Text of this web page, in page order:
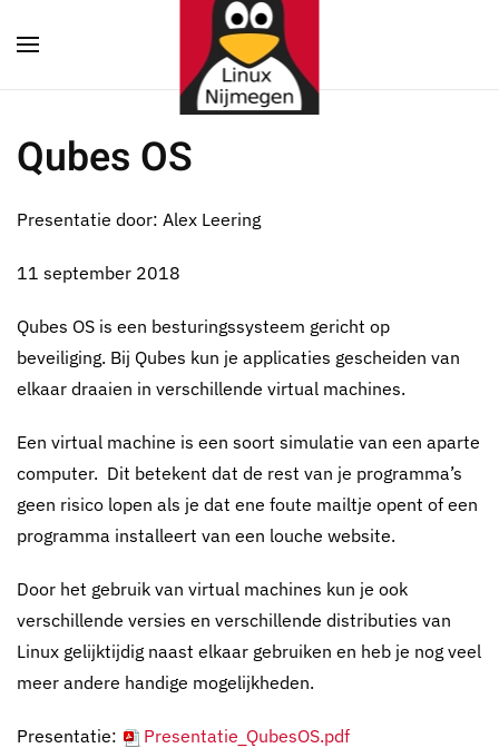
Terug naar hoofdinhoud
Qubes OS
Presentatie door: Alex Leering
11 september 2018
Qubes OS is een besturingssysteem gericht op
beveiliging. Bij Qubes kun je applicaties gescheiden van
elkaar draaien in verschillende virtual machines.
Een virtual machine is een soort simulatie van een aparte
computer. Dit betekent dat de rest van je programma’s
geen risico lopen als je dat ene foute mailtje opent of een
programma installeert van een louche website.
Door het gebruik van virtual machines kun je ook
verschillende versies en verschillende distributies van
Linux gelijktijdig naast elkaar gebruiken en heb je nog veel
meer andere handige mogelijkheden.
Presentatie: Presentatie_QubesOS.pdf